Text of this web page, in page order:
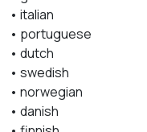
• italian
• portuguese
• dutch
• swedish
• norwegian
• danish